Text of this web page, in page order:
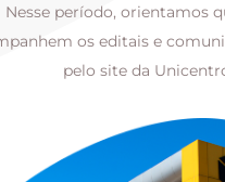
Nesse período, orientamos
os editais e
pelo site da